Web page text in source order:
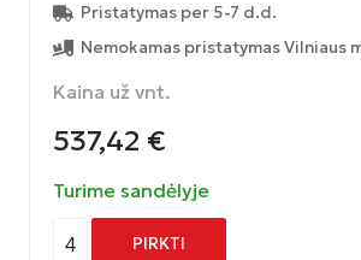
Pristatymas per 5-7 d.d.
Nemokamas pristatymas Vilniaus
Kaina už vnt.
537,42 €
Turime sandėlyje
4 PIRKTI